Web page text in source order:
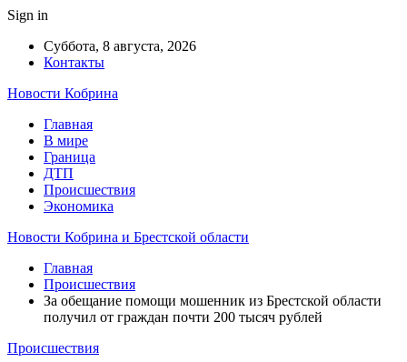
Sign in
Суббота, 8 августа, 2026
Контакты
Новости Кобрина
Главная
В мире
Граница
ДТП
Происшествия
Экономика
Новости Кобрина и Брестской области
Главная
Происшествия
За обещание помощи мошенник из Брестской области
получил от граждан почти 200 тысяч рублей
Происшествия